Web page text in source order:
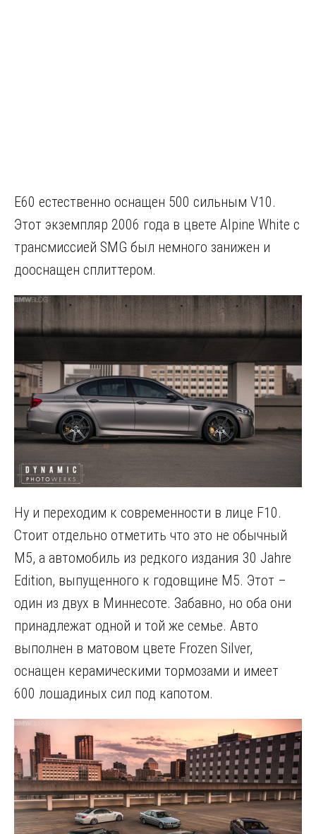
E60 естественно оснащен 500 сильным V10.
Этот экземпляр 2006 года в цвете Alpine White с
трансмиссией SMG был немного занижен и
дооснащен сплиттером.
Ну и переходим к современности в лице F10.
Стоит отдельно отметить что это не обычный
M5, а автомобиль из редкого издания 30 Jahre
Edition, выпущенного к годовщине M5. Этот –
один из двух в Миннесоте. Забавно, но оба они
принадлежат одной и той же семье. Авто
выполнен в матовом цвете Frozen Silver,
оснащен керамическими тормозами и имеет
600 лошадиных сил под капотом.